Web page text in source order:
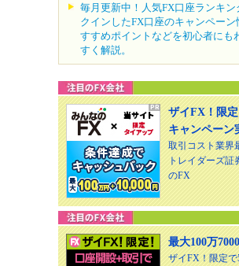
毎月更新中！人気FX口座ランキン
クインしたFX口座のキャンペーン
すすめポイントなどを初心者にも
すく解説。
ザイFX！限定
キャンペーン
取引コスト業界
トレイダーズ証
のFX
最大100万
ザイFX！限定で